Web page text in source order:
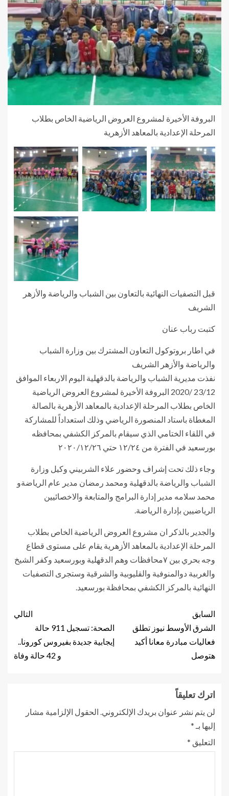
البروفة الأخيرة لمشروع العروض الرياضية الخاص بطلاب
المرحلة الإعدادية بالمعاهد الأزهرية
قبل التصفيات النهائية بالتعاون بين الشباب والرياضة والأزهر
الشريف
كتبت رباب عنان
في اطار بروتوكول التعاون المشترك بين وزارة الشباب
والرياضة والأزهر الشريف
نفذت مديرية الشباب والرياضة بالدقهلية اليوم الاربعاء الموافق
23/12 /2020 البروفة الأخيرة لمشروع العروض الرياضية
الخاص بطلاب المرحلة الإعدادية بالمعاهد الأزهرية بالصالة
المغطاة باستاد المنصورة الرياضي وذلك استعداداً للمشاركة
في اللقاء الختامي الذي سيقام بالمركز الكشفي بمحافظه
بورسعيد في الفترة من ١٢/٢٤ حتي ٢٠٢٠/١٢/٢٦
وجاء ذلك تحت إشراف وحضور علاء الشربيني وكيل وزارة
الشباب والرياضة بالدقهلية ومحمد رمضان مدير عام الرياضةو
محمد سلامه مدير إدارة البرامج والمتابعة والاخصائيين
الرياضيين بإدارة الرياضة.
والجدير بالذكر ان مشروع العروض الرياضية الخاص بطلاب
المرحلة الإعدادية بالمعاهد الأزهرية يقام على مستوى قطاع
وجه بحري بين ٧محافظات وهم الدقهلية وبورسعيد وكفر الشيخ
والغربية دوالمنوفية والقليوبية والشرقية وستجرى التصفيات
النهائية بالمركز الكشفي بمحافظة بورسعيد.
السابق
الشرق الأوسط نيوز تطلق
فعاليات مبادرة معانا أكيد
هتوصل
التالي
الصحة: تسجيل 911 حالة
إيجابية جديدة بفيروس كورونا..
و 42 حالة وفاة
اترك تعليقاً
لن يتم نشر عنوان بريدك الإلكتروني. الحقول الإلزامية مشار
إليها بـ *
التعليق *